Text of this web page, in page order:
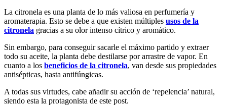
La citronela es una planta de lo más valiosa en perfumería y
aromaterapia. Esto se debe a que existen múltiples usos de la
citronela gracias a su olor intenso cítrico y aromático.
Sin embargo, para conseguir sacarle el máximo partido y extraer
todo su aceite, la planta debe destilarse por arrastre de vapor. En
cuanto a los beneficios de la citronela, van desde sus propiedades
antisépticas, hasta antifúngicas.
A todas sus virtudes, cabe añadir su acción de ‘repelencia’ natural,
siendo esta la protagonista de este post.